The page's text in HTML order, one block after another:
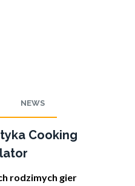
NEWS
Cooking
rodzimych gier